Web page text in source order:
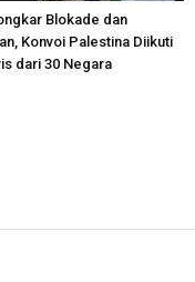
Blokade dan
Konvoi Palestina Diikuti
dari 30 Negara